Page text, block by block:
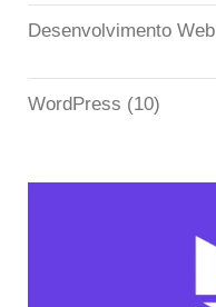
Desenvolvimento Web
WordPress (10)